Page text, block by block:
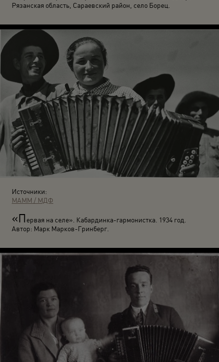
Рязанская область, Сараевский район, село Борец.
Источники:
МАММ / МДФ
«Первая на селе». Кабардинка-гармонистка. 1934 год.
Автор: Марк Марков-Гринберг.